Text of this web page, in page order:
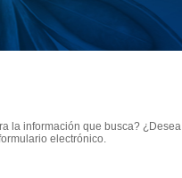
la información que busca? ¿Desea
electrónico.